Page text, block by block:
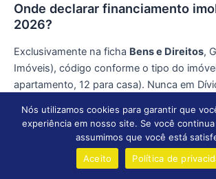
Onde declarar financiamento
2026?
Exclusivamente na ficha Bens e Direitos,
Imóveis), código conforme o tipo do
apartamento, 12 para casa). Nunca em
Qual valor informar no
O valor efetivamente pago até 31/12/2025:
Nós utilizamos cookies para garantir que
experiência em nosso site. Se você
assumimos que você está
Aceito
Política de